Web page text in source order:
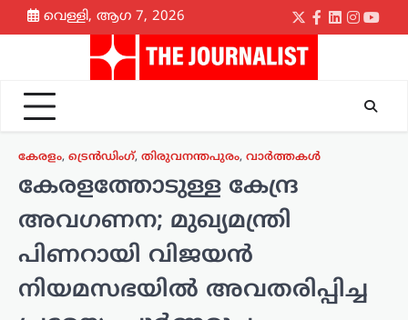
Skip
to
വെള്ളി, ആഗ 7, 2026
Twitter
Facebook
LinkedIn
കേരളം, ട്രെൻഡിംഗ്, തിരുവനന്തപുരം, വാർത്തകൾ
കേരളത്തോടുള്ള കേന്ദ്ര
അവഗണന; മുഖ്യമന്ത്രി
പിണറായി വിജയൻ
നിയമസഭയിൽ അവതരിപ്പിച്ച